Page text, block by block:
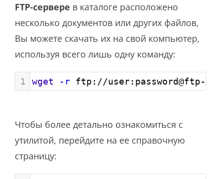
FTP-сервере в каталоге расположено
несколько документов или других файлов,
Вы можете скачать их на свой компьютер,
используя всего лишь одну команду:
1 wget -r ftp://user:password@ftp-
Чтобы более детально ознакомиться с
утилитой, перейдите на ее справочную
страницу: